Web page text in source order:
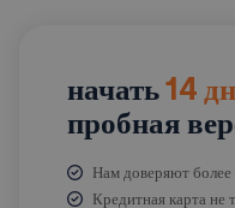
начать 14
пробная
Нам доверяют
Кредитная карта не